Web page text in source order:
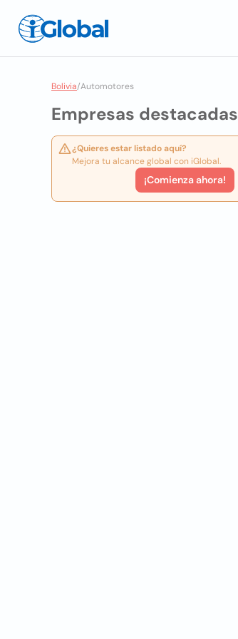
Bolivia/Automotores
Empresas destacadas
¿Quieres estar listado aquí?
Mejora tu alcance global con iGlobal.
¡Comienza ahora!